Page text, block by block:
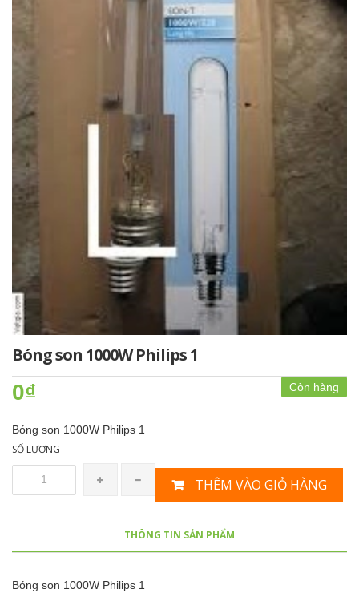
Bóng son 1000W Philips 1
Còn hàng
0₫
Bóng son 1000W Philips 1
SỐ LƯỢNG
THÊM VÀO GIỎ HÀNG
THÔNG TIN SẢN PHẨM
Bóng son 1000W Philips 1